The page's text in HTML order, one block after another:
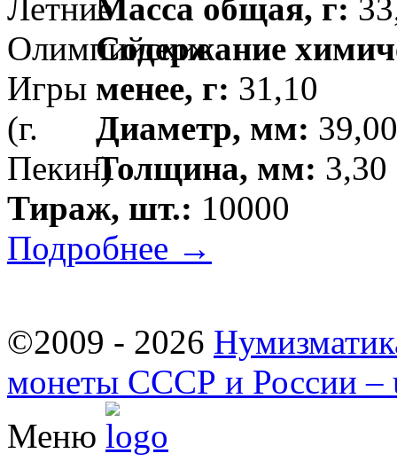
Масса общая, г:
Содержание
менее, г: 31,10
Диаметр, мм:
Толщина, мм:
Тираж, шт.: 10000
Подробнее →
©2009 - 2026
монеты СССР и России –
Меню